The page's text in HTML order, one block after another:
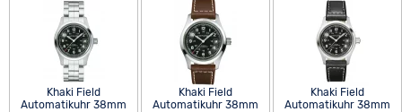
Khaki Field
Automatikuhr 38mm
Khaki Field
Automatikuhr 38mm
Khaki Field
Automatikuhr 38mm